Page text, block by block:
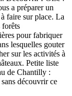
a préparer un
faire sur place. La
forêts
pour fabriquer
lesquelles gouter
sur les activités à
Petite liste
de Chantilly :
découvrir ce